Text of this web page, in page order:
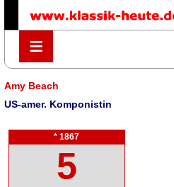
≡
≡
Amy Beach
US-amer. Komponistin
* 1867
5